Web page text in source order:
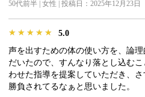
しくお願い致します！
50代前半 | 女性 | 投稿日：2025年12月23日
★★★★★
★★★★★
★★★★★
5.0
声を出すための体の使い方を、論
だいたので、すんなり落とし込む
わせた指導を提案していただき、
勝負されてるなぁと思いました。